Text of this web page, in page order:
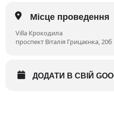
Місце проведення
Villa Крокодила
проспект Віталія Грицаєнка, 20б
ДОДАТИ В СВІЙ